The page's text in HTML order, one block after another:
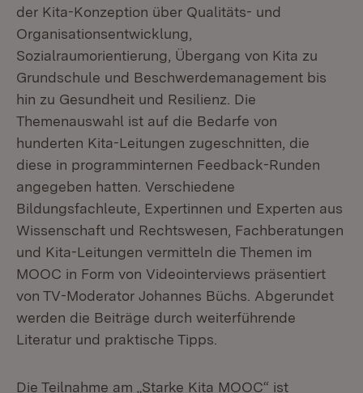
der Kita-Konzeption über Qualitäts- und
Organisationsentwicklung,
Sozialraumorientierung, Übergang von Kita zu
Grundschule und Beschwerdemanagement bis
hin zu Gesundheit und Resilienz. Die
Themenauswahl ist auf die Bedarfe von
hunderten Kita-Leitungen zugeschnitten, die
diese in programminternen Feedback-Runden
angegeben hatten. Verschiedene
Bildungsfachleute, Expertinnen und Experten aus
Wissenschaft und Rechtswesen, Fachberatungen
und Kita-Leitungen vermitteln die Themen im
MOOC in Form von Videointerviews präsentiert
von TV-Moderator Johannes Büchs. Abgerundet
werden die Beiträge durch weiterführende
Literatur und praktische Tipps.
Die Teilnahme am „Starke Kita MOOC“ ist